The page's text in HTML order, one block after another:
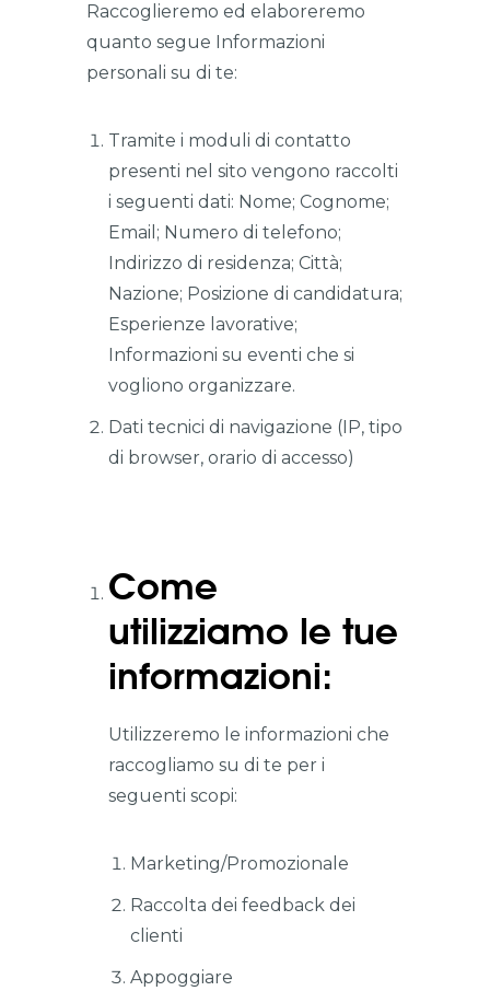
Raccoglieremo ed elaboreremo
quanto segue Informazioni
personali su di te:
Tramite i moduli di contatto
presenti nel sito vengono raccolti
i seguenti dati: Nome; Cognome;
Email; Numero di telefono;
Indirizzo di residenza; Città;
Nazione; Posizione di candidatura;
Esperienze lavorative;
Informazioni su eventi che si
vogliono organizzare.
Dati tecnici di navigazione (IP, tipo
di browser, orario di accesso)
Come
utilizziamo le tue
informazioni:
Utilizzeremo le informazioni che
raccogliamo su di te per i
seguenti scopi:
Marketing/Promozionale
Raccolta dei feedback dei
clienti
Appoggiare